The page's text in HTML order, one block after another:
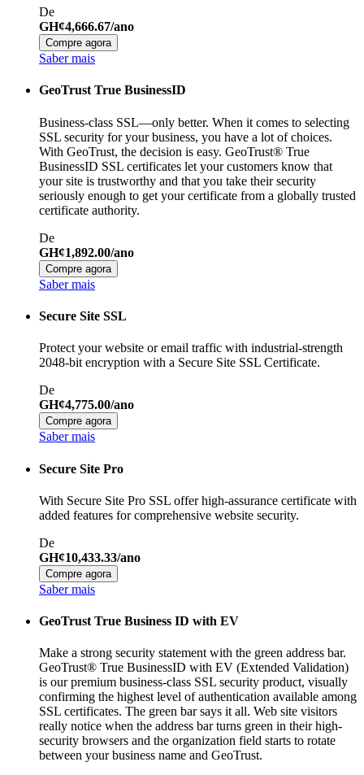
De
GH¢4,666.67/ano
Compre agora
Saber mais
GeoTrust True BusinessID
Business-class SSL—only better. When it comes to selecting
SSL security for your business, you have a lot of choices.
With GeoTrust, the decision is easy. GeoTrust® True
BusinessID SSL certificates let your customers know that
your site is trustworthy and that you take their security
seriously enough to get your certificate from a globally trusted
certificate authority.
De
GH¢1,892.00/ano
Compre agora
Saber mais
Secure Site SSL
Protect your website or email traffic with industrial-strength
2048-bit encryption with a Secure Site SSL Certificate.
De
GH¢4,775.00/ano
Compre agora
Saber mais
Secure Site Pro
With Secure Site Pro SSL offer high-assurance certificate with
added features for comprehensive website security.
De
GH¢10,433.33/ano
Compre agora
Saber mais
GeoTrust True Business ID with EV
Make a strong security statement with the green address bar.
GeoTrust® True BusinessID with EV (Extended Validation)
is our premium business-class SSL security product, visually
confirming the highest level of authentication available among
SSL certificates. The green bar says it all. Web site visitors
really notice when the address bar turns green in their high-
security browsers and the organization field starts to rotate
between your business name and GeoTrust.